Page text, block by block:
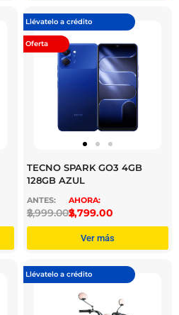
Llévatelo a crédito
Oferta
TECNO SPARK GO3 4GB
128GB AZUL
$
2,999.00$
2,799.00
Ver más
Llévatelo a crédito